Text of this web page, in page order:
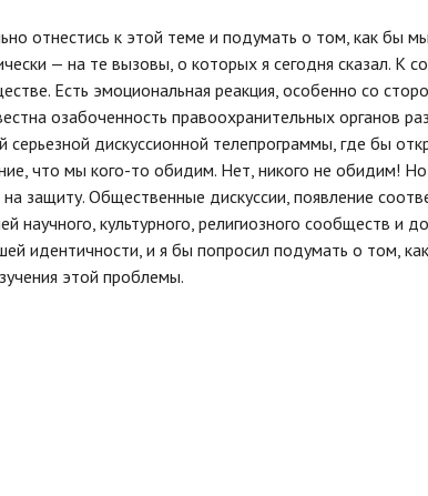
отнестись к этой теме и подумать о том, как бы
— на те вызовы, о которых я сегодня сказал. К
Есть эмоциональная реакция, особенно со
озабоченность правоохранительных органов
серьезной дискуссионной телепрограммы, где бы
что мы кого-то обидим. Нет, никого не обидим!
защиту. Общественные дискуссии, появление
научного, культурного, религиозного сообществ и
идентичности, и я бы попросил подумать о том,
этой проблемы.